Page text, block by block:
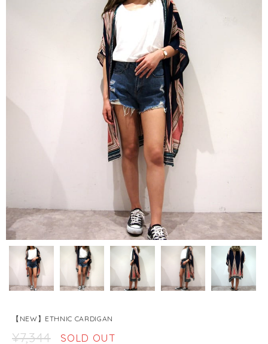
【NEW】ETHNIC CARDIGAN
¥7,344 SOLD OUT